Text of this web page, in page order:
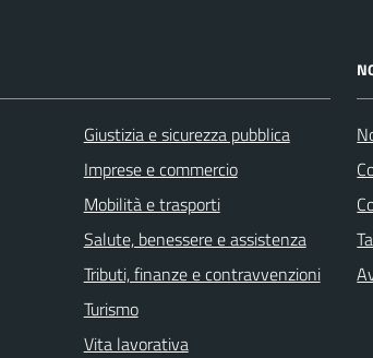
Giustizia e sicurezza pubblica
Imprese e commercio
Mobilità e trasporti
Salute, benessere e assistenza
Tributi, finanze e contravvenzioni
Turismo
Vita lavorativa